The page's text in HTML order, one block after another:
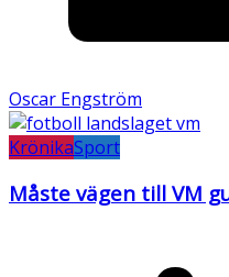
Oscar Engström
KrönikaSport
Måste vägen till VM